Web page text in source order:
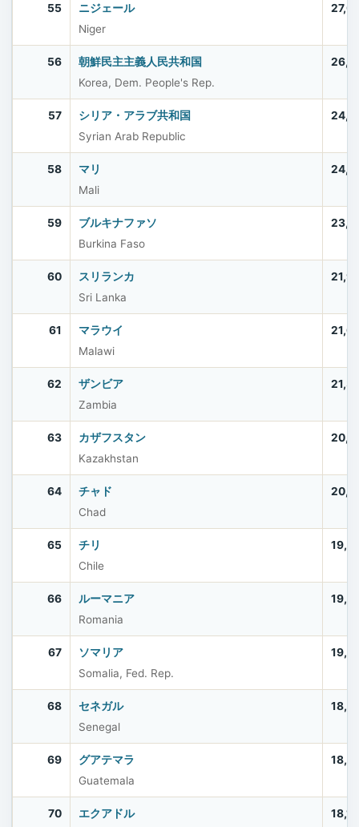
55
ニジェール
Niger
56
朝鮮民主主義人民共和国
Korea, Dem. People's Rep.
57
シリア・アラブ共和国
Syrian Arab Republic
58
マリ
Mali
59
ブルキナファソ
Burkina Faso
60
スリランカ
Sri Lanka
61
マラウイ
Malawi
62
ザンビア
Zambia
63
カザフスタン
Kazakhstan
64
チャド
Chad
65
チリ
Chile
66
ルーマニア
Romania
67
ソマリア
Somalia, Fed. Rep.
68
セネガル
Senegal
69
グアテマラ
Guatemala
70
エクアドル